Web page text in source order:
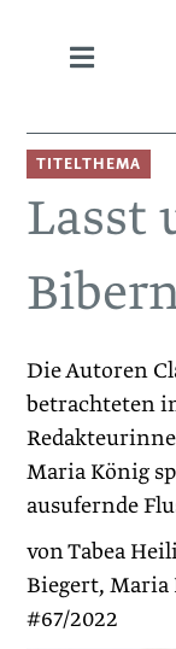
TITELTHEMA
Lasst
Die Autoren
betrachteten
Maria König
ausufernde
von Tabea
Biegert, Maria
#67/2022